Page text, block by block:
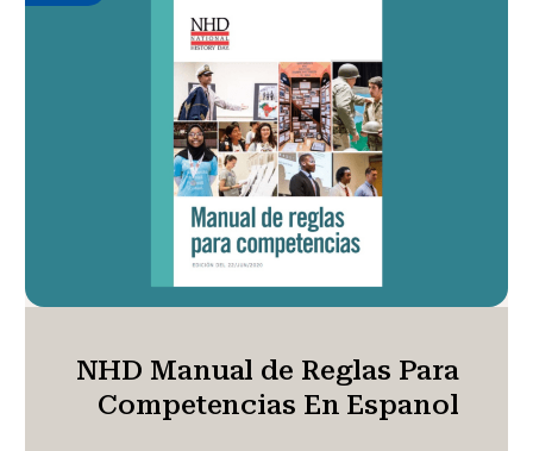
NHD Manual de Reglas Para
Competencias En Espanol